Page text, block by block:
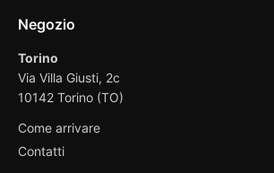
Negozio
Torino
Via Villa Giusti, 2c
10142 Torino (TO)
Come arrivare
Contatti